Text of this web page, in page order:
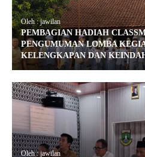
Oleh : jawilan
PEMBAGIAN HADIAH
PENGUMUMAN LOMBA
KELENGKAPAN DAN
Oleh : jawilan